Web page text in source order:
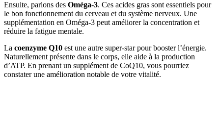
Ensuite, parlons des Oméga-3. Ces acides gras sont essentiels pour
le bon fonctionnement du cerveau et du système nerveux. Une
supplémentation en Oméga-3 peut améliorer la concentration et
réduire la fatigue mentale.
La coenzyme Q10 est une autre super-star pour booster l’énergie.
Naturellement présente dans le corps, elle aide à la production
d’ATP. En prenant un supplément de CoQ10, vous pourriez
constater une amélioration notable de votre vitalité.